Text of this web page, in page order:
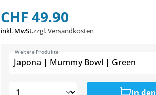
CHF 49.90
inkl. MwSt.zzgl. Versandkosten
Japona | Mummy Bowl | Green
Weitere Produkte
In den